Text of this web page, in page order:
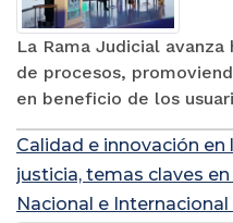
La Rama Judicial
de procesos,
en beneficio de los
Calidad e innovación
justicia, temas claves
Nacional e Internacional